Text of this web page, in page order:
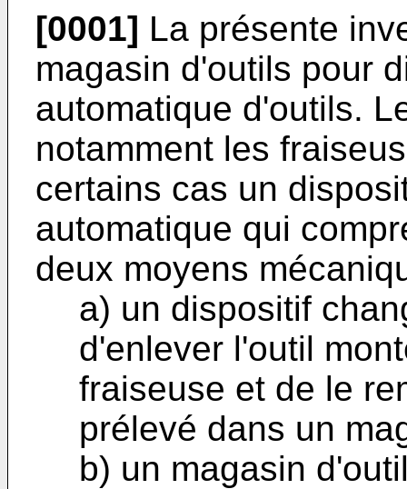
[0001] La présente
magasin d'outils pour
automatique d'outils.
notamment les
certains cas un
automatique qui
deux moyens
a) un dispositif
d'enlever l'outil
fraiseuse et de le
prélevé dans un
b) un magasin